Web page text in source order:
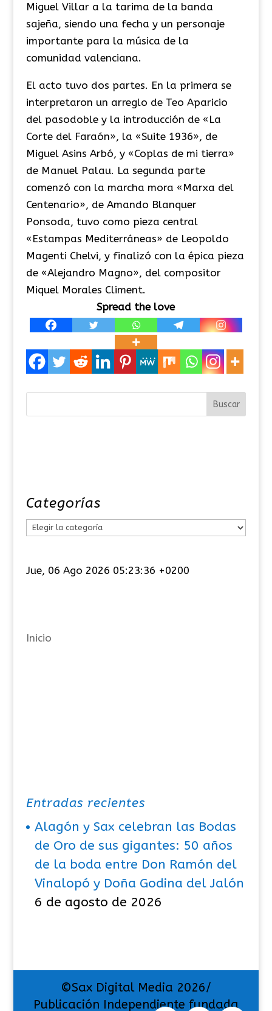
Miguel Villar a la tarima de la banda
sajeña, siendo una fecha y un personaje
importante para la música de la
comunidad valenciana.
El acto tuvo dos partes. En la primera se
interpretaron un arreglo de Teo Aparicio
del pasodoble y la introducción de «La
Corte del Faraón», la «Suite 1936», de
Miguel Asins Arbó, y «Coplas de mi tierra»
de Manuel Palau. La segunda parte
comenzó con la marcha mora «Marxa del
Centenario», de Amando Blanquer
Ponsoda, tuvo como pieza central
«Estampas Mediterráneas» de Leopoldo
Magenti Chelvi, y finalizó con la épica pieza
de «Alejandro Magno», del compositor
Miquel Morales Climent.
Spread the love
Categorías
e
í
Jue, 06 Ago 2026 05:23:36 +0200
Inicio
Entradas recientes
Alagón y Sax celebran las Bodas
de Oro de sus gigantes: 50 años
de la boda entre Don Ramón del
Vinalopó y Doña Godina del Jalón
6 de agosto de 2026
©Sax Digital Media 2026/
Publicación Independiente fundada